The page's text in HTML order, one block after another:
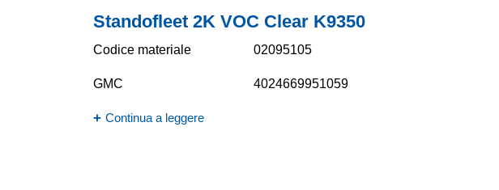
Standofleet 2K VOC Clear K9350
Codice materiale 02095105
GMC 4024669951059
Continua a leggere